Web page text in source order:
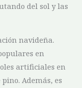
del sol y las
navideña.
en
artificiales en
Además, es